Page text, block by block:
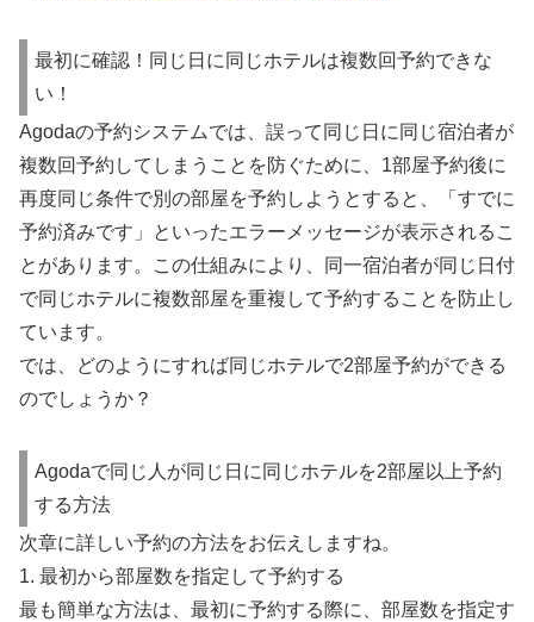
最初に確認！同じ日に同じホテルは複数回予約できな
い！
Agodaの予約システムでは、誤って同じ日に同じ宿泊者が
複数回予約してしまうことを防ぐために、1部屋予約後に
再度同じ条件で別の部屋を予約しようとすると、「すでに
予約済みです」といったエラーメッセージが表示されるこ
とがあります。この仕組みにより、同一宿泊者が同じ日付
で同じホテルに複数部屋を重複して予約することを防止し
ています。
では、どのようにすれば同じホテルで2部屋予約ができる
のでしょうか？
Agodaで同じ人が同じ日に同じホテルを2部屋以上予約
する方法
次章に詳しい予約の方法をお伝えしますね。
1. 最初から部屋数を指定して予約する
最も簡単な方法は、最初に予約する際に、部屋数を指定す